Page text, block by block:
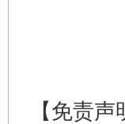
【免责